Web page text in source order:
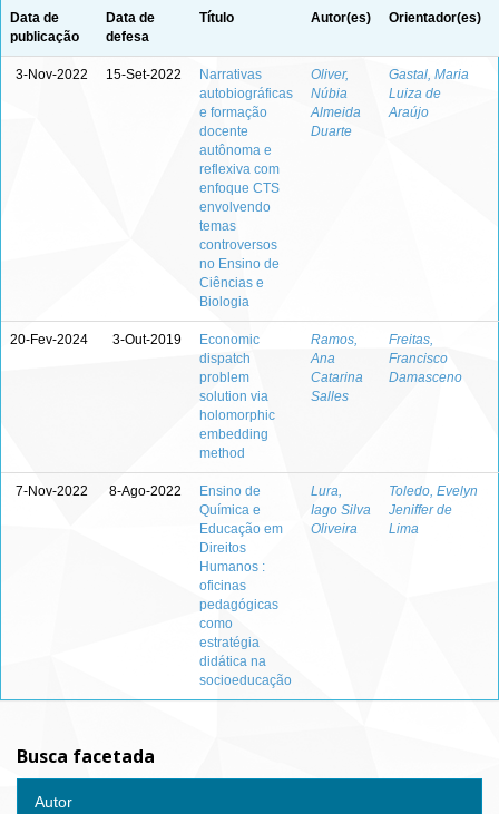
Data de
publicação
Data de
defesa
Título Autor(es) Orientador(es)
3-Nov-2022 15-Set-2022
Narrativas
autobiográficas
e formação
docente
autônoma e
reflexiva com
enfoque CTS
envolvendo
temas
controversos
no Ensino de
Ciências e
Biologia
Oliver,
Núbia
Almeida
Duarte
Gastal, Maria
Luiza de
Araújo
20-Fev-2024 3-Out-2019
Economic
dispatch
problem
solution via
holomorphic
embedding
method
Ramos,
Ana
Catarina
Salles
Freitas,
Francisco
Damasceno
7-Nov-2022 8-Ago-2022
Ensino de
Química e
Educação em
Direitos
Humanos :
oficinas
pedagógicas
como
estratégia
didática na
socioeducação
Lura,
Iago Silva
Oliveira
Toledo, Evelyn
Jeniffer de
Lima
Busca facetada
Autor